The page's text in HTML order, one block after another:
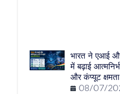
भारत ने एआई
में बढ़ाई
और कंप्यूट क्षमता
08/07/